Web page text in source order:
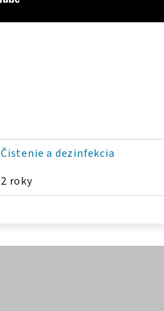
Čistenie a dezinfekcia
2 roky